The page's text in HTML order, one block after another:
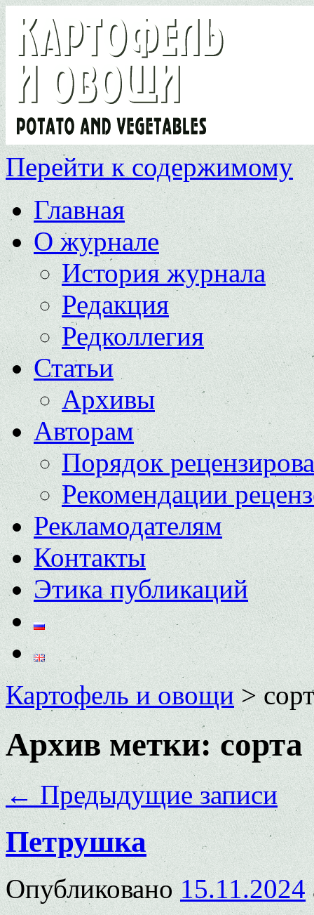
Перейти к содержимому
Главная
О журнале
История журнала
Редакция
Редколлегия
Статьи
Архивы
Авторам
Порядок
Рекомендации
Рекламодателям
Контакты
Этика публикаций
Картофель и овощи>
Архив метки:сорта
←Предыдущие записи
Петрушка
Опубликовано 15.11.2024